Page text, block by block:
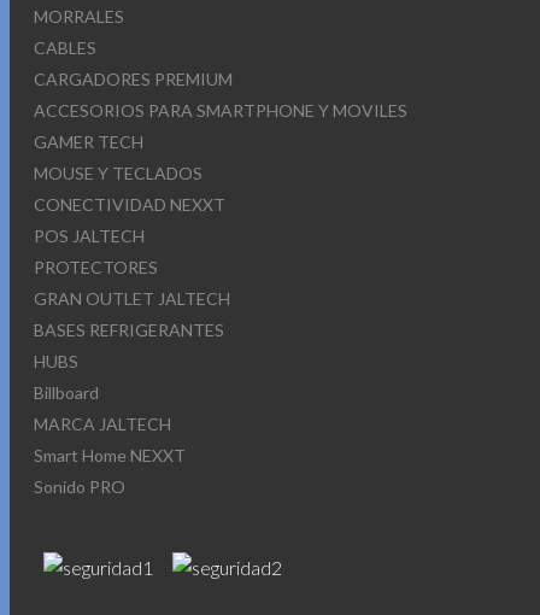
MORRALES
CABLES
CARGADORES PREMIUM
ACCESORIOS PARA SMARTPHONE Y MOVILES
GAMER TECH
MOUSE Y TECLADOS
CONECTIVIDAD NEXXT
POS JALTECH
PROTECTORES
GRAN OUTLET JALTECH
BASES REFRIGERANTES
HUBS
Billboard
MARCA JALTECH
Smart Home NEXXT
Sonido PRO